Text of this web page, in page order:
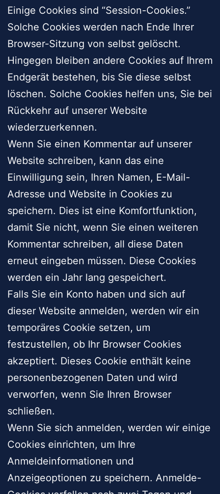
Einige Cookies sind “Session-Cookies.”
Solche Cookies werden nach Ende Ihrer
Browser-Sitzung von selbst gelöscht.
Hingegen bleiben andere Cookies auf Ihrem
Endgerät bestehen, bis Sie diese selbst
löschen. Solche Cookies helfen uns, Sie bei
Rückkehr auf unserer Website
wiederzuerkennen.
Wenn Sie einen Kommentar auf unserer
Website schreiben, kann das eine
Einwilligung sein, Ihren Namen, E-Mail-
Adresse und Website in Cookies zu
speichern. Dies ist eine Komfortfunktion,
damit Sie nicht, wenn Sie einen weiteren
Kommentar schreiben, all diese Daten
erneut eingeben müssen. Diese Cookies
werden ein Jahr lang gespeichert.
Falls Sie ein Konto haben und sich auf
dieser Website anmelden, werden wir ein
temporäres Cookie setzen, um
festzustellen, ob Ihr Browser Cookies
akzeptiert. Dieses Cookie enthält keine
personenbezogenen Daten und wird
verworfen, wenn Sie Ihren Browser
schließen.
Wenn Sie sich anmelden, werden wir einige
Cookies einrichten, um Ihre
Anmeldeinformationen und
Anzeigeoptionen zu speichern. Anmelde-